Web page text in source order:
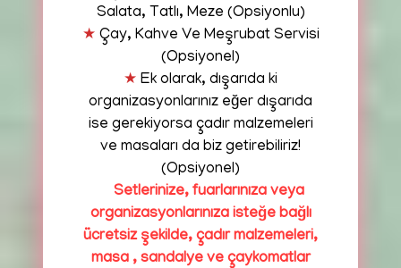
Salata, Tatlı, Meze (Opsiyonlu)
★ Çay, Kahve Ve Meşrubat Servisi
(Opsiyonel)
★ Ek olarak, dışarıda ki
organizasyonlarınız eğer dışarıda
ise gerekiyorsa çadır malzemeleri
ve masaları da biz getirebiliriz!
(Opsiyonel)
Setlerinize, fuarlarınıza veya
organizasyonlarınıza isteğe bağlı
ücretsiz şekilde, çadır malzemeleri,
masa , sandalye ve çaykomatlar